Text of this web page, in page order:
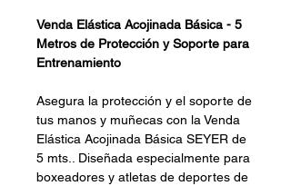
Venda Elástica Acojinada Básica - 5
Metros de Protección y Soporte para
Entrenamiento
Asegura la protección y el soporte de
tus manos y muñecas con la Venda
Elástica Acojinada Básica SEYER de
5 mts.. Diseñada especialmente para
boxeadores y atletas de deportes de